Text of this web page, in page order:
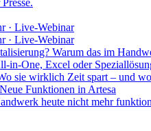
· Live-Webinar
· Live-Webinar
Warum das im
in-One, Excel oder
sie wirklich Zeit spart – und
Funktionen in Artesa
heute nicht mehr